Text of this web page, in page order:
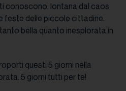
conoscono, lontana dal caos
feste delle piccole cittadine.
bella quanto inesplorata in
questi 5 giorni nella
5 giorni tutti per te!